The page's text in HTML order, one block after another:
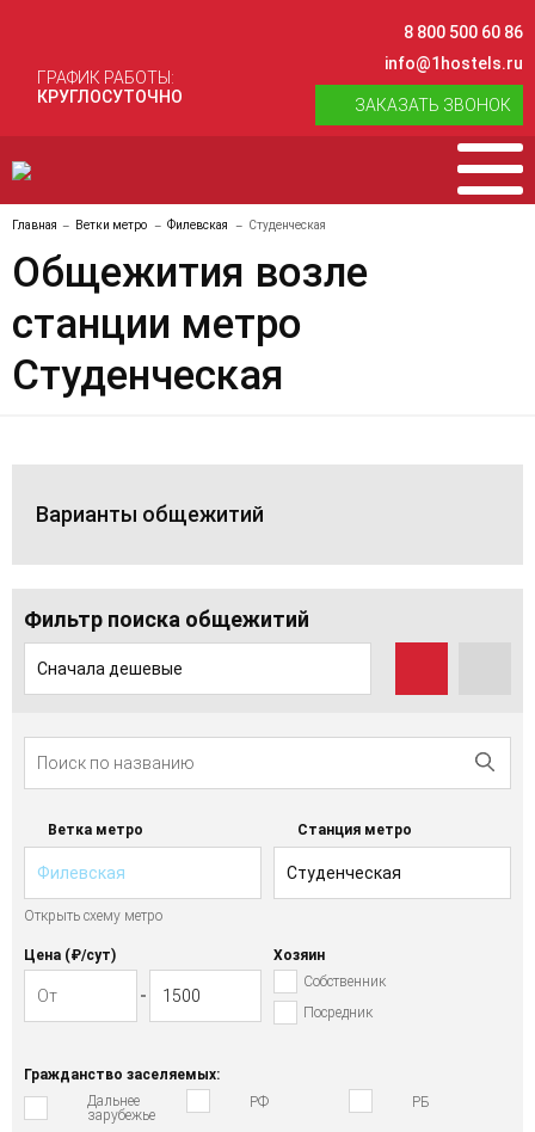
ГРАФИК РАБОТЫ:
КРУГЛОСУТОЧНО
8 800 500 60 86
info@1hostels.ru
ЗАКАЗАТЬ ЗВОНОК
Главная Ветки метро Филевская Студенческая
Общежития возле
станции метро
Студенческая
Варианты общежитий
Фильтр поиска общежитий
Сначала дешевые
Ветка метро
Филевская
Открыть схему метро
Станция метро
Студенческая
Цена (₽/cут)
Хозяин
Собственник
Посредник
Гражданство заселяемых:
Дальнее
зарубежье
РФ РБ